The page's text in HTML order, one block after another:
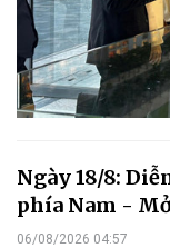
Ngày 18/8:
phía Nam -
06/08/2026 04:57